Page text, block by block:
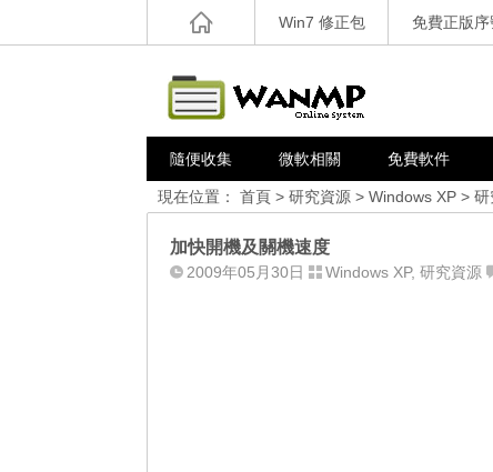
Win7 修正包 免費正版序
隨便收集 微軟相關 免費軟件
現在位置： 首頁 > 研究資源 > Windows XP > 研
加快開機及關機速度
2009年05月30日 Windows XP, 研究資源